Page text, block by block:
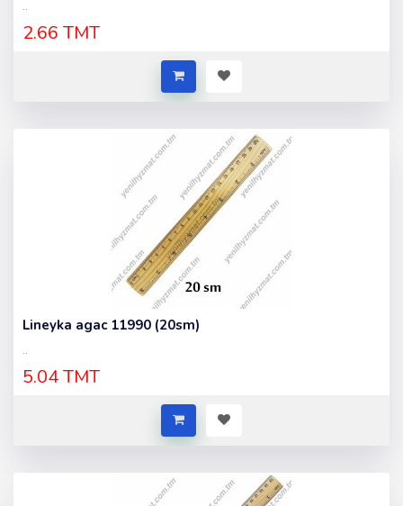
..
2.66 TMT
Lineyka agac 11990 (20sm)
..
5.04 TMT